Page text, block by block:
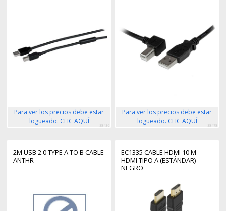
Para ver los precios debe estar
logueado. CLIC AQUÍ
38436
Para ver los precios debe estar
logueado. CLIC AQUÍ
38478
2M USB 2.0 TYPE A TO B CABLE
ANTHR
EC1335 CABLE HDMI 10 M
HDMI TIPO A (ESTÁNDAR)
NEGRO